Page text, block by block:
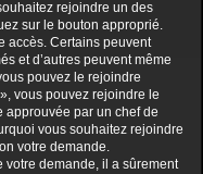
rejoindre un des
sur le bouton approprié.
accès. Certains peuvent
et d’autres peuvent même
pouvez le rejoindre
vous pouvez rejoindre le
approuvée par un chef de
vous souhaitez rejoindre
votre demande.
votre demande, il a sûrement